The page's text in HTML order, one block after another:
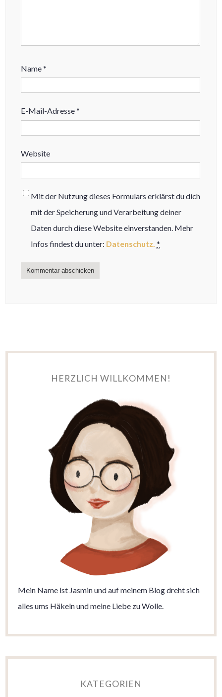
Name*
E-Mail-Adresse*
Website
Mit der Nutzung dieses Formulars erklärst du dich
mit der Speicherung und Verarbeitung deiner
Daten durch diese Website einverstanden. Mehr
Infos findest du unter: Datenschutz. *
HERZLICH WILLKOMMEN!
Mein Name ist Jasmin und auf meinem Blog dreht sich
alles ums Häkeln und meine Liebe zu Wolle.
KATEGORIEN